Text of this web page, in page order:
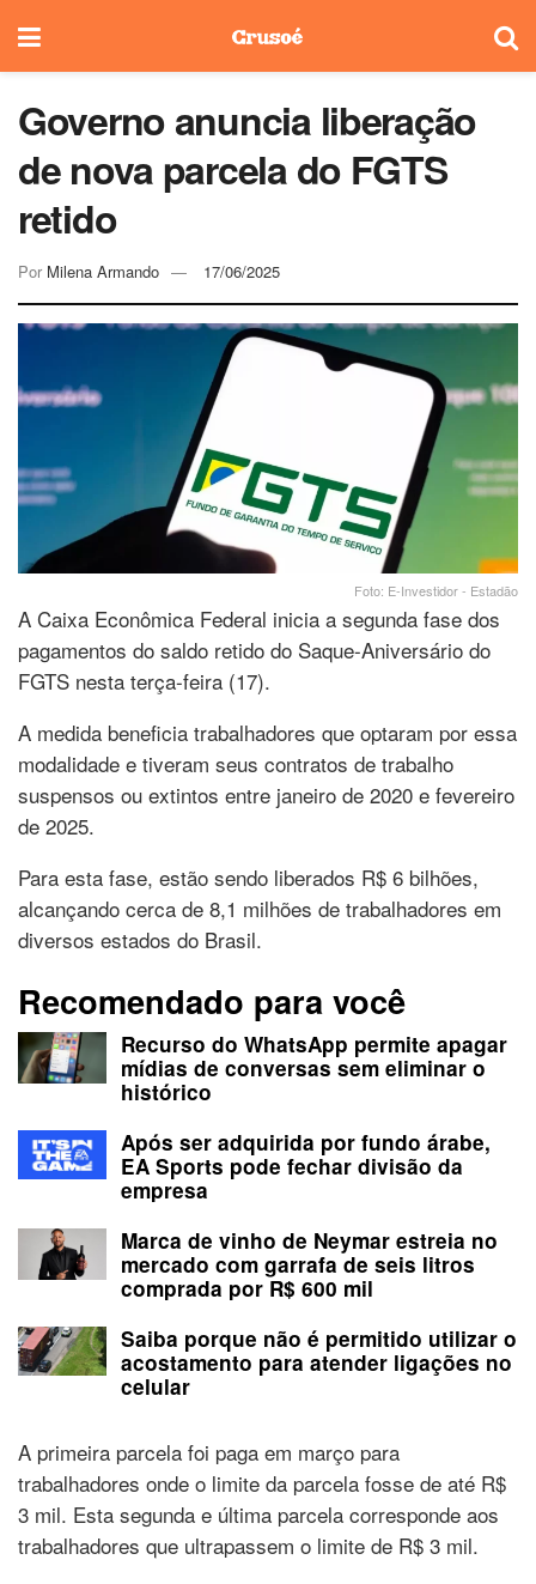
Governo anuncia liberação
de nova parcela do FGTS
retido
Por Milena Armando 17/06/2025
Foto: E-Investidor - Estadão
A Caixa Econômica Federal inicia a segunda fase dos
pagamentos do saldo retido do Saque-Aniversário do
FGTS nesta terça-feira (17).
A medida beneficia trabalhadores que optaram por essa
modalidade e tiveram seus contratos de trabalho
suspensos ou extintos entre janeiro de 2020 e fevereiro
de 2025.
Para esta fase, estão sendo liberados R$ 6 bilhões,
alcançando cerca de 8,1 milhões de trabalhadores em
diversos estados do Brasil.
Recomendado para você
Recurso do WhatsApp permite apagar
mídias de conversas sem eliminar o
histórico
Após ser adquirida por fundo árabe,
EA Sports pode fechar divisão da
empresa
Marca de vinho de Neymar estreia no
mercado com garrafa de seis litros
comprada por R$ 600 mil
Saiba porque não é permitido utilizar o
acostamento para atender ligações no
celular
A primeira parcela foi paga em março para
trabalhadores onde o limite da parcela fosse de até R$
3 mil. Esta segunda e última parcela corresponde aos
trabalhadores que ultrapassem o limite de R$ 3 mil.